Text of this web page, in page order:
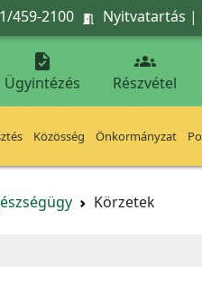
459-2100  Nyitvatartás |

Ügyintézés

Részvétel
Közösség Önkormányzat
Körzetek